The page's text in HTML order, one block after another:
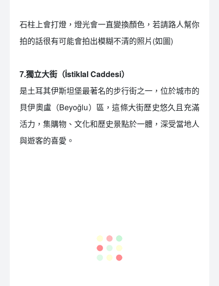
石柱上會打燈，燈光會一直變換顏色，若請路人幫你
拍的話很有可能會拍出模糊不清的照片(如圖)
7.獨立大街（İstiklal Caddesi）
是土耳其伊斯坦堡最著名的步行街之一，位於城市的
貝伊奧盧（Beyoğlu）區，這條大街歷史悠久且充滿
活力，集購物、文化和歷史景點於一體，深受當地人
與遊客的喜愛。